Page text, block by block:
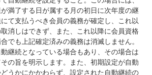
満了する日が属する月の初日に次年度の継
て支払うべき会員の義務が確定し、これ以
消しはできず、また、これ以降に会員資格
でも上記確定済みの義務は消滅しません。
継続となっている場合もあり、その場合は
の旨を明示します。また、初期設定が自動
うかにかかわらず、設定された自動継続の